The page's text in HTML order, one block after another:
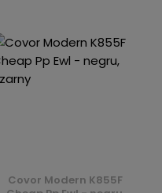
Covor Modern K855F